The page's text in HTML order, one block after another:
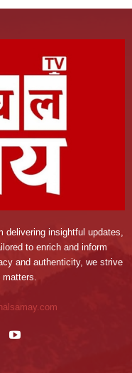
delivering insightful updates,
to enrich and inform
and authenticity, we strive
matters.